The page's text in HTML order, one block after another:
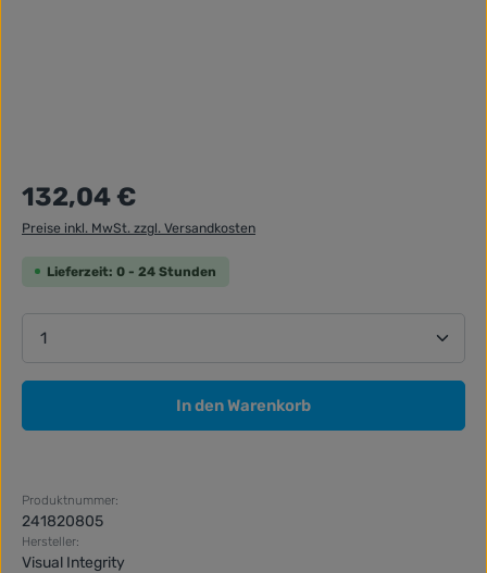
Regulärer Preis:
132,04 €
Preise inkl. MwSt. zzgl. Versandkosten
Lieferzeit: 0 - 24 Stunden
Produkt Anzahl: Gib den gewünschten Wert ein
In den Warenkorb
Produktnummer:
241820805
Hersteller:
Visual Integrity